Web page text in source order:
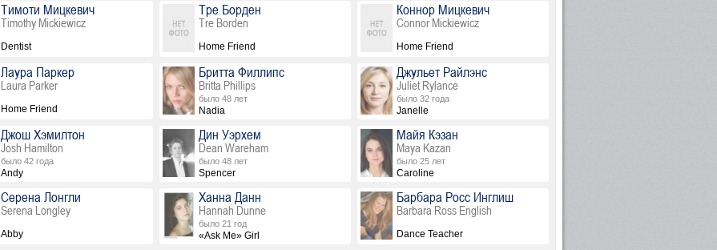
Тимоти Мицкевич
Timothy Mickiewicz
Dentist
Тре Борден
Tre Borden
Home Friend
Коннор Мицкевич
Connor Mickiewicz
Home Friend
Лаура Паркер
Laura Parker
Home Friend
Бритта Филлипс
Britta Phillips
было 48 лет
Nadia
Джульет Райлэнс
Juliet Rylance
было 32 года
Janelle
Джош Хэмилтон
Josh Hamilton
было 42 года
Andy
Дин Уэрхем
Dean Wareham
было 48 лет
Spencer
Майя Кэзан
Maya Kazan
было 25 лет
Caroline
Серена Лонгли
Serena Longley
Abby
Ханна Данн
Hannah Dunne
было 21 год
«Ask Me» Girl
Барбара Росс Инглиш
Barbara Ross English
Dance Teacher